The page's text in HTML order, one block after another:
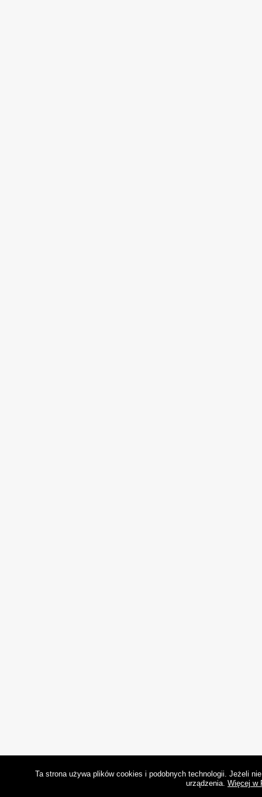
Ta strona używa plików cookies i podobnych technologii. Jeżeli
urządzenia. Więcej w